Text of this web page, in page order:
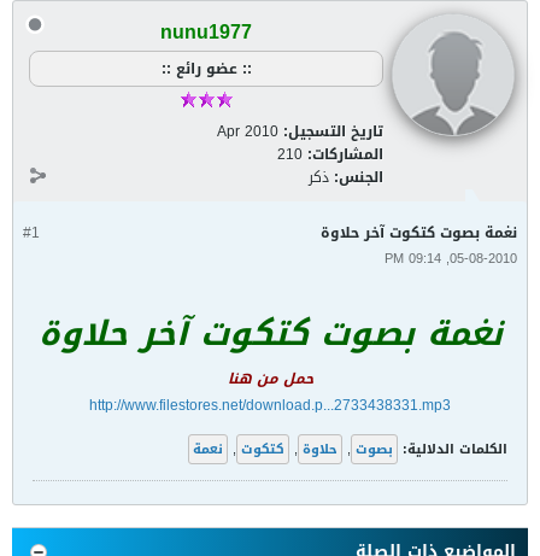
nunu1977
:: عضو رائع ::
تاريخ التسجيل: Apr 2010
المشاركات: 210
الجنس: ذكر
#1 نغمة بصوت كتكوت آخر حلاوة
05-08-2010, 09:14 PM
نغمة بصوت كتكوت آخر حلاوة
حمل من هنا
http://www.filestores.net/download.p...2733438331.mp3
الكلمات الدلالية: بصوت , حلاوة , كتكوت , نعمة